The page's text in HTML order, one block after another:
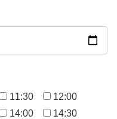
11:30
12:00
14:00
14:30